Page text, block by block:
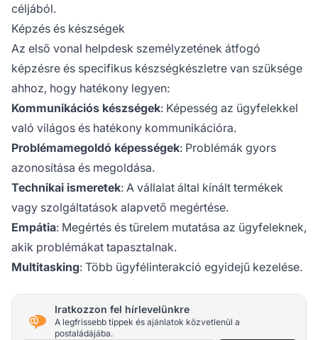
céljából.
Képzés és készségek
Az első vonal helpdesk személyzetének átfogó
képzésre és specifikus készségkészletre van szüksége
ahhoz, hogy hatékony legyen:
Kommunikációs készségek: Képesség az ügyfelekkel
való világos és hatékony kommunikációra.
Problémamegoldó képességek: Problémák gyors
azonosítása és megoldása.
Technikai ismeretek: A vállalat által kínált termékek
vagy szolgáltatások alapvető megértése.
Empátia: Megértés és türelem mutatása az ügyfeleknek,
akik problémákat tapasztalnak.
Multitasking: Több ügyfélinterakció egyidejű kezelése.
Iratkozzon fel hírlevelünkre
A legfrissebb tippek és ajánlatok közvetlenül a
postaládájába.